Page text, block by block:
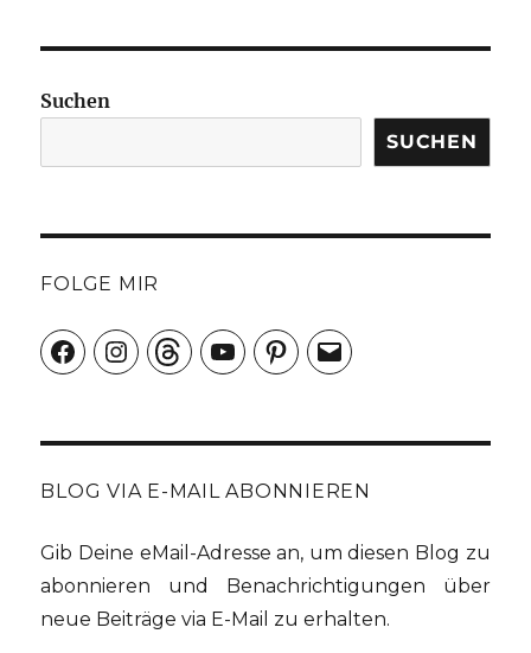
Eindruck
Suchen
SUCHEN
FOLGE MIR
FacebookInstagramThreadsYouTubePinterest
E-
Mail
BLOG VIA E-MAIL ABONNIEREN
Gib Deine eMail-Adresse an, um diesen Blog zu
abonnieren und Benachrichtigungen über
neue Beiträge via E-Mail zu erhalten.